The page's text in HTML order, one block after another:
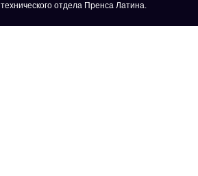
технического отдела Пренса Латина.